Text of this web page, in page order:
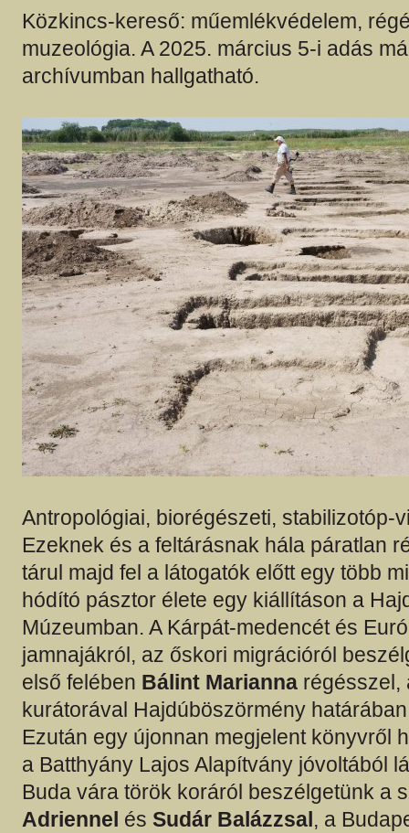
Közkincs-kereső: műemlékvédelem,
muzeológia. A 2025. március 5-i adás
archívumban hallgatható.
Antropológiai, biorégészeti, stabilizotóp-
Ezeknek és a feltárásnak hála páratlan
tárul majd fel a látogatók előtt egy több
hódító pásztor élete egy kiállításon a
Múzeumban. A Kárpát-medencét és
jamnajákról, az őskori migrációról
első felében Bálint Marianna régésszel,
kurátorával Hajdúböszörmény
Ezután egy újonnan megjelent könyvről
a Batthyány Lajos Alapítvány jóvoltából
Buda vára török koráról beszélgetünk a
Adriennel és Sudár Balázzsal, a